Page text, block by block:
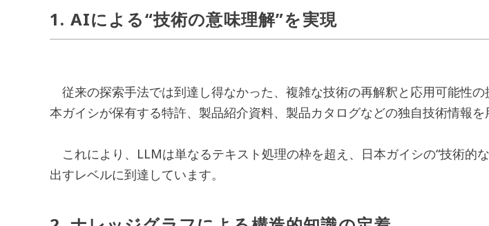
1. AIによる“技術の意味理解”を実現
従来の探索手法では到達し得なかった、複雑な技術の再解釈と応用可能性
本ガイシが保有する特許、製品紹介資料、製品カタログなどの独自技術情報を
これにより、LLMは単なるテキスト処理の枠を超え、日本ガイシの“技術的
出すレベルに到達しています。